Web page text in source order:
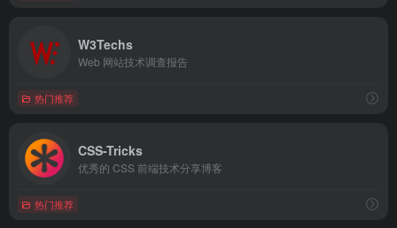
W3Techs
Web 网站技术调查报告
热门推荐
CSS-Tricks
优秀的 CSS 前端技术分享博客
热门推荐